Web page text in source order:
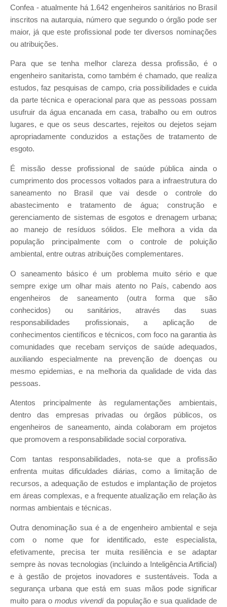
Confea - atualmente há 1.642 engenheiros sanitários no Brasil
inscritos na autarquia, número que segundo o órgão pode ser
maior, já que este profissional pode ter diversos nominações
ou atribuições.
Para que se tenha melhor clareza dessa profissão, é o
engenheiro sanitarista, como também é chamado, que realiza
estudos, faz pesquisas de campo, cria possibilidades e cuida
da parte técnica e operacional para que as pessoas possam
usufruir da água encanada em casa, trabalho ou em outros
lugares, e que os seus descartes, rejeitos ou dejetos sejam
apropriadamente conduzidos a estações de tratamento de
esgoto.
É missão desse profissional de saúde pública ainda o
cumprimento dos processos voltados para a infraestrutura do
saneamento no Brasil que vai desde o controle do
abastecimento e tratamento de água; construção e
gerenciamento de sistemas de esgotos e drenagem urbana;
ao manejo de resíduos sólidos. Ele melhora a vida da
população principalmente com o controle de poluição
ambiental, entre outras atribuições complementares.
O saneamento básico é um problema muito sério e que
sempre exige um olhar mais atento no País, cabendo aos
engenheiros de saneamento (outra forma que são
conhecidos) ou sanitários, através das suas
responsabilidades profissionais, a aplicação de
conhecimentos científicos e técnicos, com foco na garantia às
comunidades que recebam serviços de saúde adequados,
auxiliando especialmente na prevenção de doenças ou
mesmo epidemias, e na melhoria da qualidade de vida das
pessoas.
Atentos principalmente às regulamentações ambientais,
dentro das empresas privadas ou órgãos públicos, os
engenheiros de saneamento, ainda colaboram em projetos
que promovem a responsabilidade social corporativa.
Com tantas responsabilidades, nota-se que a profissão
enfrenta muitas dificuldades diárias, como a limitação de
recursos, a adequação de estudos e implantação de projetos
em áreas complexas, e a frequente atualização em relação às
normas ambientais e técnicas.
Outra denominação sua é a de engenheiro ambiental e seja
com o nome que for identificado, este especialista,
efetivamente, precisa ter muita resiliência e se adaptar
sempre às novas tecnologias (incluindo a Inteligência Artificial)
e à gestão de projetos inovadores e sustentáveis. Toda a
segurança urbana que está em suas mãos pode significar
muito para omodus vivendida população e sua qualidade de